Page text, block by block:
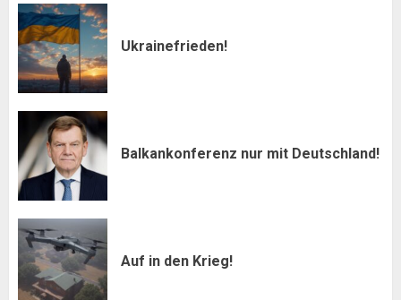
Ukrainefrieden!
Balkankonferenz nur mit Deutschland!
Auf in den Krieg!